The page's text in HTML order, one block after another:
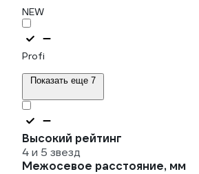
NEW
Profi
Показать еще 7
Высокий рейтинг
4 и 5 звезд
Межосевое расстояние, мм